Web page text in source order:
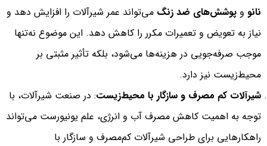
نانو و پوشش‌های ضد زنگ می‌تواند عمر شیرآلات را افزایش دهد و
نیاز به تعویض و تعمیرات مکرر را کاهش دهد. این موضوع نه‌تنها
موجب صرفه‌جویی در هزینه‌ها می‌شود، بلکه تأثیر مثبتی بر
محیط‌زیست نیز دارد.
شیرآلات کم مصرف و سازگار با محیط‌زیست: در صنعت شیرآلات، با
توجه به اهمیت کاهش مصرف آب و انرژی، علم یونیورست می‌تواند
راهکارهایی برای طراحی شیرآلات کم‌مصرف و سازگار با